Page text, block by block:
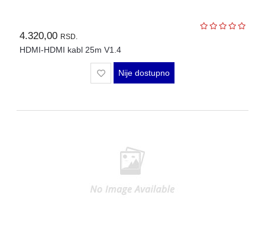
4.320,00 RSD.
HDMI-HDMI kabl 25m V1.4
Nije dostupno